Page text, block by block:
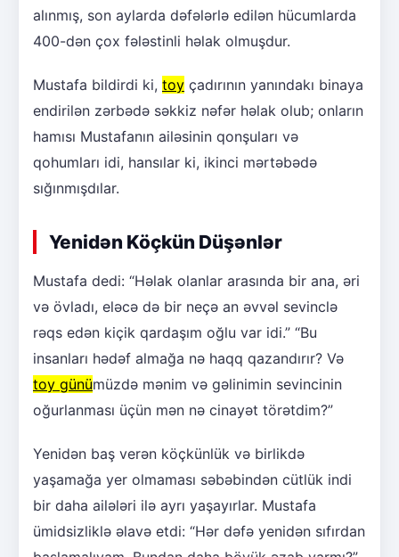
alınmış, son aylarda dəfələrlə edilən hücumlarda
400-dən çox fələstinli həlak olmuşdur.
Mustafa bildirdi ki, toy çadırının yanındakı binaya
endirilən zərbədə səkkiz nəfər həlak olub; onların
hamısı Mustafanın ailəsinin qonşuları və
qohumları idi, hansılar ki, ikinci mərtəbədə
sığınmışdılar.
Yenidən Köçkün Düşənlər
Mustafa dedi: “Həlak olanlar arasında bir ana, əri
və övladı, eləcə də bir neçə an əvvəl sevinclə
rəqs edən kiçik qardaşım oğlu var idi.” “Bu
insanları hədəf almağa nə haqq qazandırır? Və
toy günümüzdə mənim və gəlinimin sevincinin
oğurlanması üçün mən nə cinayət törətdim?”
Yenidən baş verən köçkünlük və birlikdə
yaşamağa yer olmaması səbəbindən cütlük indi
bir daha ailələri ilə ayrı yaşayırlar. Mustafa
ümidsizliklə əlavə etdi: “Hər dəfə yenidən sıfırdan